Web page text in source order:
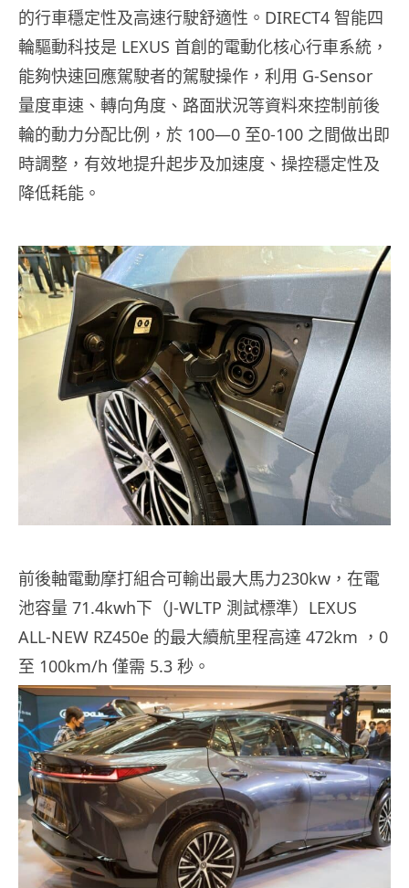
的行車穩定性及高速行駛舒適性。DIRECT4 智能四
輪驅動科技是 LEXUS 首創的電動化核心行車系統，
能夠快速回應駕駛者的駕駛操作，利用 G-Sensor
量度車速、轉向角度、路面狀況等資料來控制前後
輪的動力分配比例，於 100—0 至0-100 之間做出即
時調整，有效地提升起步及加速度、操控穩定性及
降低耗能。
前後軸電動摩打組合可輸出最大馬力230kw，在電
池容量 71.4kwh下（J-WLTP 測試標準）LEXUS
ALL-NEW RZ450e 的最大續航里程高達 472km ，0
至 100km/h 僅需 5.3 秒。